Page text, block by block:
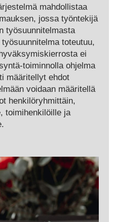
mahdollistaa
jossa työntekijä
työsuunnitelmasta
toteutuu,
ei
toiminnolla ohjelma
määritellyt ehdot
voidaan määritellä
henkilöryhmittäin,
toimihenkilöille ja